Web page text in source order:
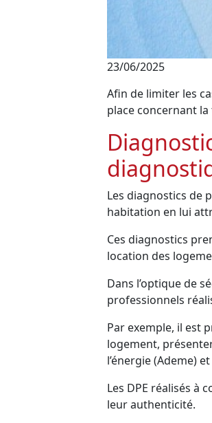
23/06/2025
Afin de limiter les
place concernant
Les diagnostics de
habitation en lui
Ces diagnostics
location des
Dans l’optique de
professionnels
Par exemple, il est
logement,
l’énergie (Ademe)
Les DPE réalisés
leur authenticité.